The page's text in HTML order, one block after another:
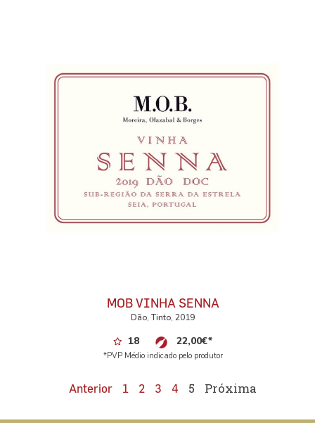
MOB VINHA SENNA
Dão, Tinto, 2019
18 22,00€*
*PVP Médio indicado pelo produtor
Anterior 1 2 3 4 5 Próxima